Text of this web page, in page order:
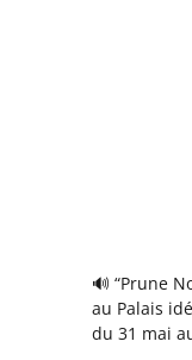
🔊 “Prune
au Palais
du 31 mai